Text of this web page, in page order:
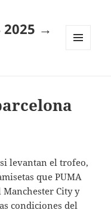
2025 →
levantan el trofeo,
que PUMA
City y
condiciones del